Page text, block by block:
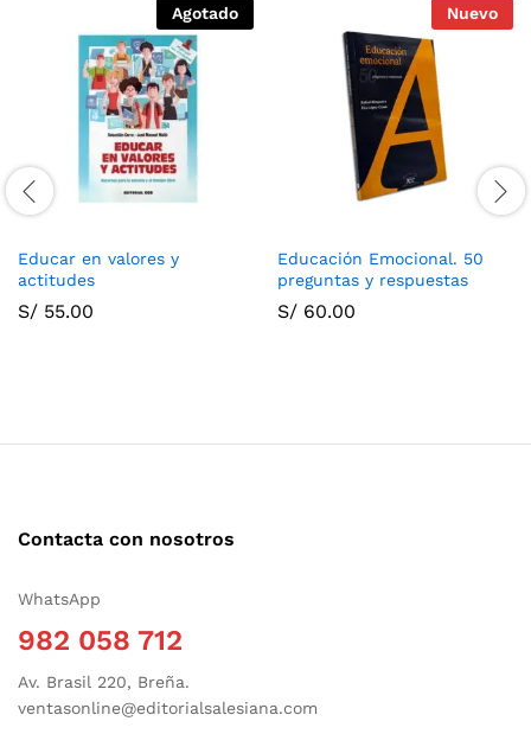
Agotado
Educar en valores y
actitudes
S/ 55.00
Nuevo
Educación Emocional. 50
preguntas y respuestas
S/ 60.00
Contacta con nosotros
WhatsApp
982 058 712
Av. Brasil 220, Breña.
ventasonline@editorialsalesiana.com